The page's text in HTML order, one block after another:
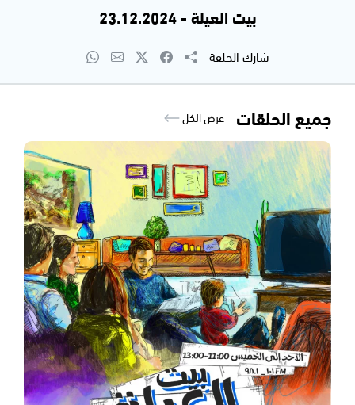
بيت العيلة - 23.12.2024
شارك الحلقة
جميع الحلقات عرض الكل